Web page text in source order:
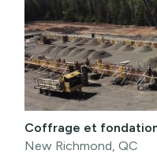
Coffrage et
New Richmond, QC